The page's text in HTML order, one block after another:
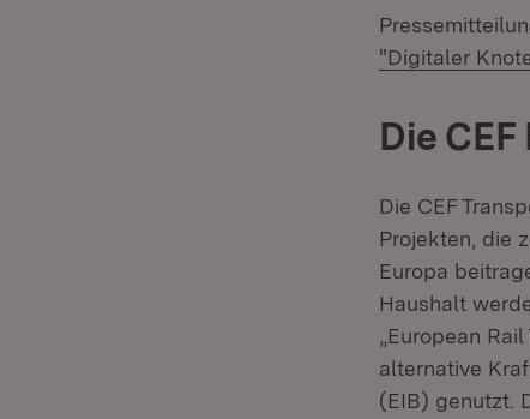
"Digitaler
Die
Die CEF
Projekten, die
Europa
Haushalt
„European
alternative
(EIB) genutzt.